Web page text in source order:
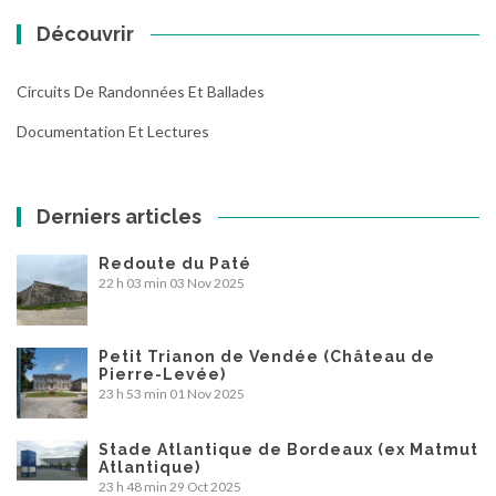
Découvrir
Circuits De Randonnées Et Ballades
Documentation Et Lectures
Derniers articles
Redoute du Paté
22 h 03 min 03 Nov 2025
Petit Trianon de Vendée (Château de
Pierre-Levée)
23 h 53 min 01 Nov 2025
Stade Atlantique de Bordeaux (ex Matmut
Atlantique)
23 h 48 min 29 Oct 2025